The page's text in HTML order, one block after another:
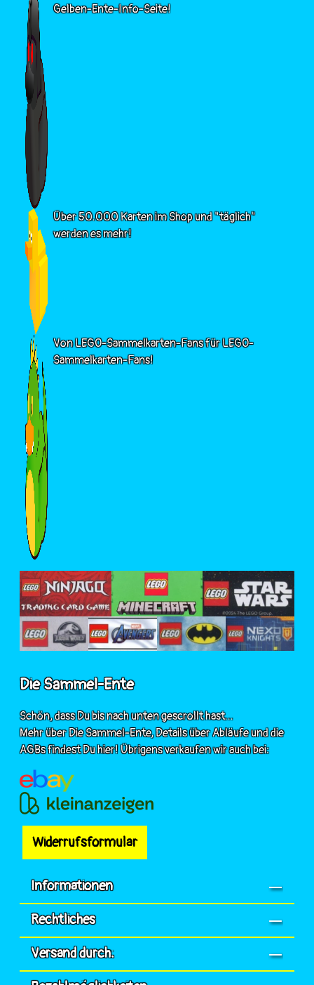
Gelben-Ente-Info-Seite!
Über 50.000 Karten im Shop und "täglich"
werden es mehr!
Von LEGO-Sammelkarten-Fans für LEGO-
Sammelkarten-Fans!
Die Sammel-Ente
Schön, dass Du bis nach unten gescrollt hast...
Mehr über Die Sammel-Ente, Details über Abläufe und die
AGBs findest Du hier! Übrigens verkaufen wir auch bei:
Widerrufsformular
Informationen
Rechtliches
Versand durch: